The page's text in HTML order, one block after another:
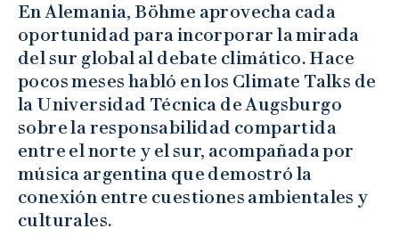
En Alemania, Böhme aprovecha cada
oportunidad para incorporar la mirada
del sur global al debate climático. Hace
pocos meses habló en los Climate Talks de
la Universidad Técnica de Augsburgo
sobre la responsabilidad compartida
entre el norte y el sur, acompañada por
música argentina que demostró la
conexión entre cuestiones ambientales y
culturales.